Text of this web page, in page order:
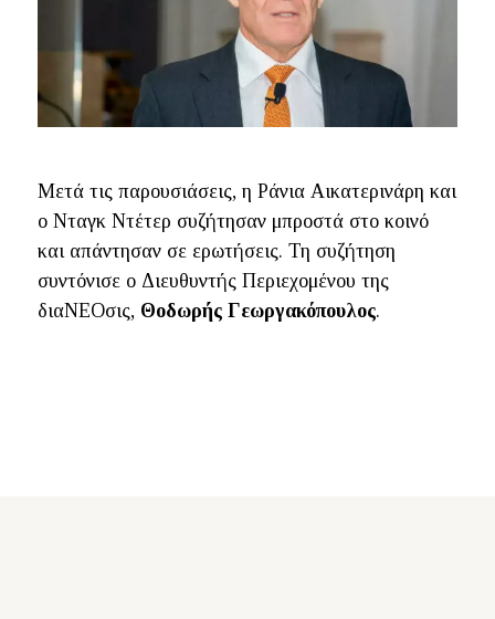
Μετά τις παρουσιάσεις, η Ράνια Αικατερινάρη και
ο Νταγκ Ντέτερ συζήτησαν μπροστά στο κοινό
και απάντησαν σε ερωτήσεις. Τη συζήτηση
συντόνισε ο Διευθυντής Περιεχομένου της
διαΝΕΟσις, Θοδωρής Γεωργακόπουλος.